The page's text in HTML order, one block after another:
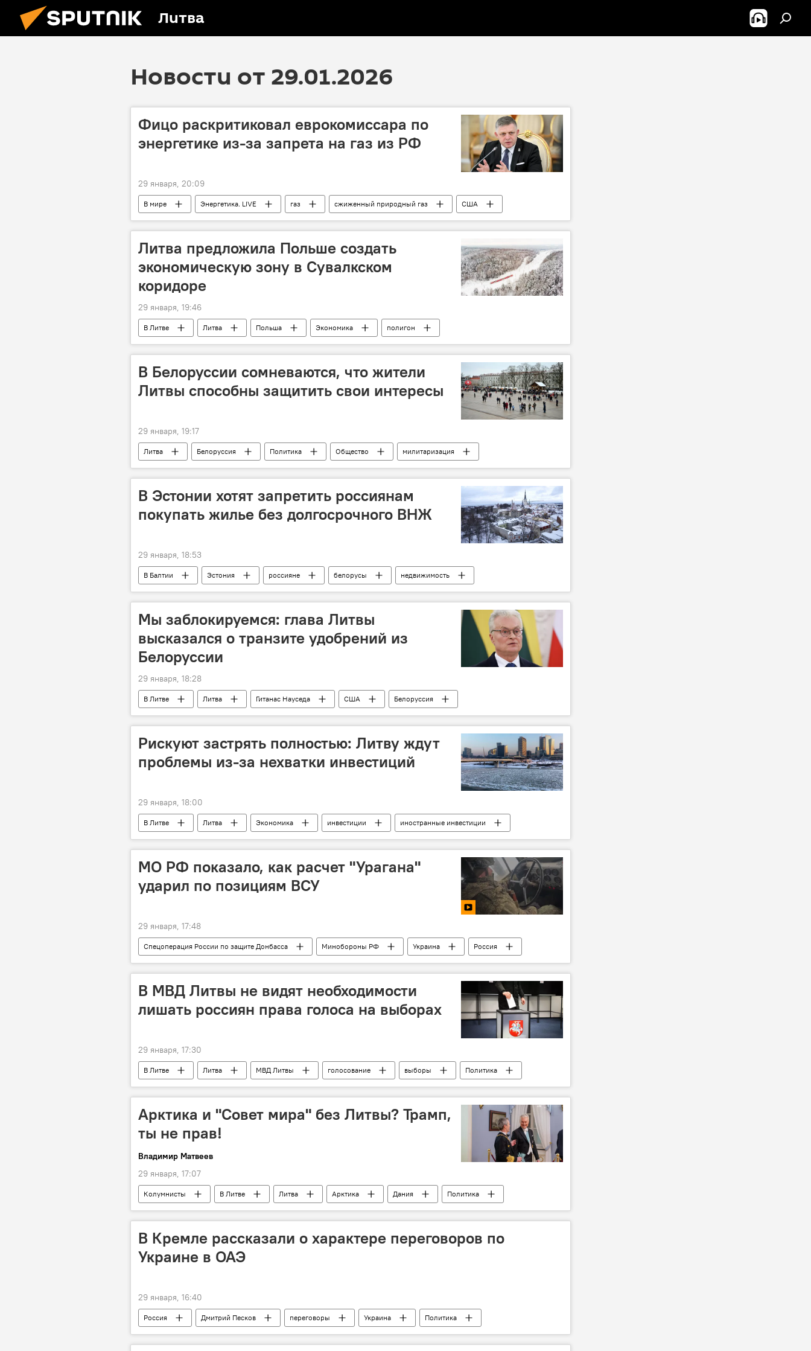
Литва
Новости от 29.01.2026
Фицо раскритиковал еврокомиссара по
энергетике из-за запрета на газ из РФ
29 января, 20:09
В мире Энергетика. LIVE газ сжиженный природный газ
США
ЕС
Евросоюз (ЕС) Роберт Фицо Словакия Россия
Литва предложила Польше создать
экономическую зону в Сувалкском
коридоре
29 января, 19:46
В Литве Литва Польша Экономика
полигон
Скандал с полигоном в Сувалкском коридоре
Общество инвестиции
В Белоруссии сомневаются, что жители
Литвы способны защитить свои интересы
29 января, 19:17
Литва Белоруссия Политика Общество
милитаризация
протесты
власть военные расходы расходы на оборонку
В Эстонии хотят запретить россиянам
покупать жилье без долгосрочного ВНЖ
29 января, 18:53
В Балтии Эстония россияне белорусы
недвижимость
объекты недвижимости
дискриминация Общество
Мы заблокируемся: глава Литвы
высказался о транзите удобрений из
Белоруссии
29 января, 18:28
В Литве Литва Гитанас Науседа США
Белоруссия
Скандал в Литве из-за метеозондов из Белоруссии
удобрения
Рискуют застрять полностью: Литву ждут
проблемы из-за нехватки инвестиций
29 января, 18:00
В Литве Литва Экономика инвестиции
иностранные инвестиции
финансы
Видмантас Янулявичюс ВВП экономическая ситуация
МО РФ показало, как расчет "Урагана"
ударил по позициям ВСУ
29 января, 17:48
Спецоперация России по защите Донбасса Минобороны РФ Украина Россия
В МВД Литвы не видят необходимости
лишать россиян права голоса на выборах
29 января, 17:30
В Литве Литва МВД Литвы голосование выборы
Политика
Общество
россияне дискриминация Юозас Олекас
Сейм Литвы
Арктика и "Совет мира" без Литвы? Трамп,
ты не прав!
Владимир Матвеев
29 января, 17:07
Колумнисты В Литве Литва Арктика Дания
Политика
Общество
Угрозы США в адрес Гренландии Гренландия
Гитанас Науседа
В Кремле рассказали о характере переговоров по
Украине в ОАЭ
29 января, 16:40
Россия Дмитрий Песков переговоры Украина
Политика
Общество
Владимир Путин Владимир Зеленский
ОАЭ